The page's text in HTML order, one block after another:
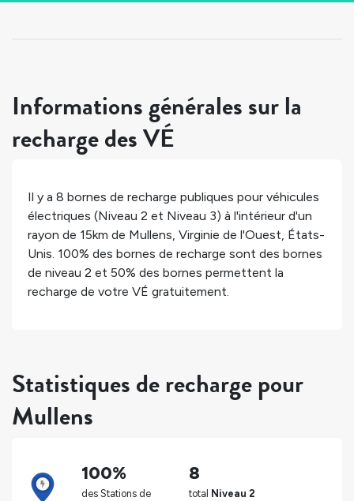
Informations générales sur la
recharge des VÉ
Il y a 8 bornes de recharge publiques pour véhicules
électriques (Niveau 2 et Niveau 3) à l'intérieur d'un
rayon de 15km de Mullens, Virginie de l'Ouest, États-
Unis. 100% des bornes de recharge sont des bornes
de niveau 2 et 50% des bornes permettent la
recharge de votre VÉ gratuitement.
Statistiques de recharge pour
Mullens
100%
des Stations de
8
total Niveau 2